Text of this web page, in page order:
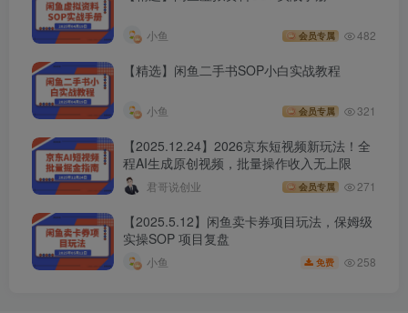
小鱼 会员专属 482
【精选】闲鱼二手书SOP小白实战教程
小鱼 会员专属 321
【2025.12.24】2026京东短视频新玩法！全
程AI生成原创视频，批量操作收入无上限
君哥说创业 会员专属 271
【2025.5.12】闲鱼卖卡券项目玩法，保姆级
实操SOP 项目复盘
小鱼 免费 258